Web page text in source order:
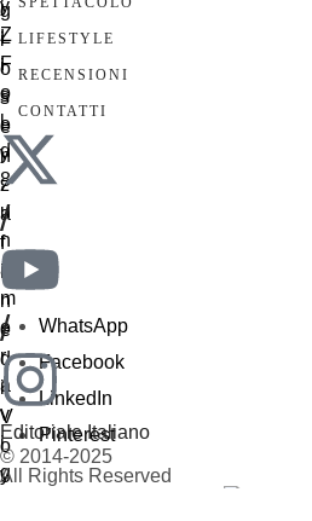
LIFESTYLE
RECENSIONI
CONTATTI
/
/
Editoriale Italiano
© 2014-2025
All Rights Reserved
WhatsApp
Facebook
LinkedIn
Pinterest